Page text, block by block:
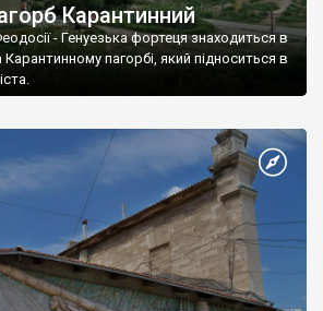
Карантинний
- Генуезька фортеця знаходиться в
пагорбі, який підноситься в